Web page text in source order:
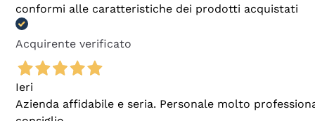
conformi alle caratteristiche dei prodotti acquistati
Acquirente verificato
Ieri
Azienda affidabile e seria. Personale molto